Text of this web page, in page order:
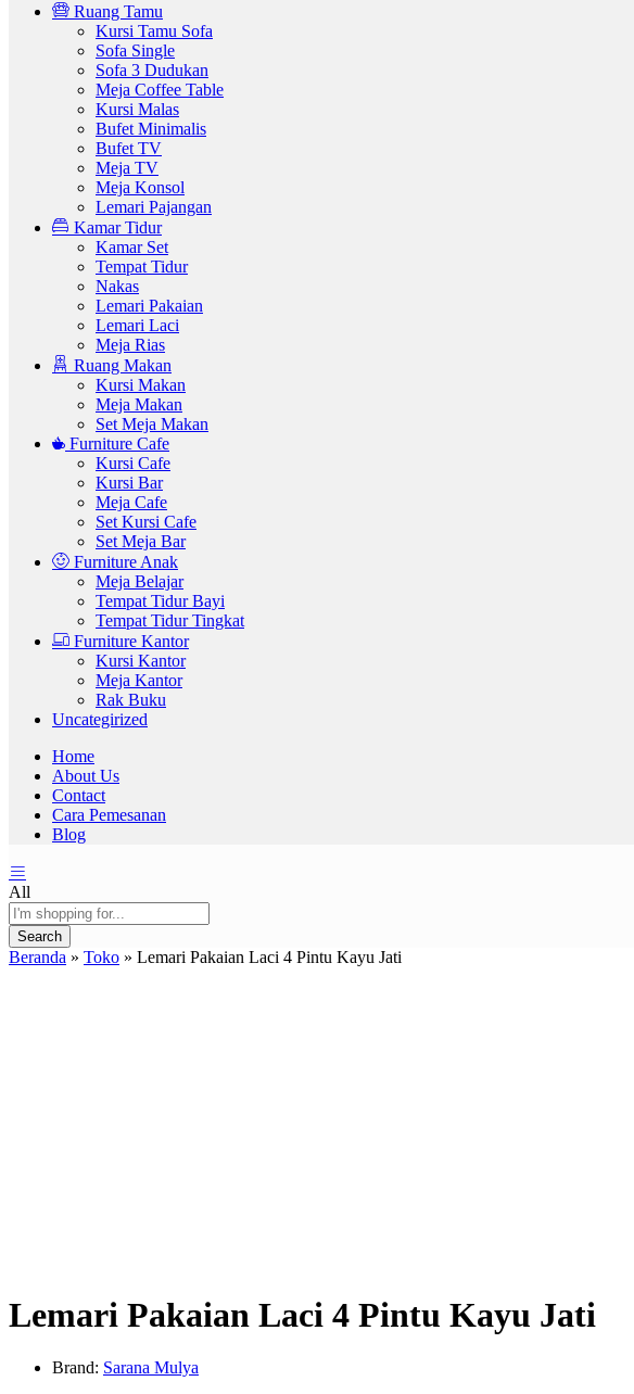
Ruang Tamu
Kursi Tamu Sofa
Sofa Single
Sofa 3 Dudukan
Meja Coffee Table
Kursi Malas
Bufet Minimalis
Bufet TV
Meja TV
Meja Konsol
Lemari Pajangan
Kamar Tidur
Kamar Set
Tempat Tidur
Nakas
Lemari Pakaian
Lemari Laci
Meja Rias
Ruang Makan
Kursi Makan
Meja Makan
Set Meja Makan
Furniture Cafe
Kursi Cafe
Kursi Bar
Meja Cafe
Set Kursi Cafe
Set Meja Bar
Furniture Anak
Meja Belajar
Tempat Tidur Bayi
Tempat Tidur Tingkat
Furniture Kantor
Kursi Kantor
Meja Kantor
Rak Buku
Uncategirized
Home
About Us
Contact
Cara Pemesanan
Blog
All
Search
Beranda » Toko » Lemari Pakaian Laci 4 Pintu Kayu Jati
Lemari Pakaian Laci 4 Pintu Kayu Jati
Brand: Sarana Mulya